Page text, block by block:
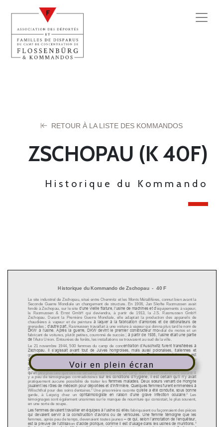
RETOUR À LA LISTE DES KOMMANDOS
ZSCHOPAU (K 40F)
Historique du Kommando
Voir en plein écran